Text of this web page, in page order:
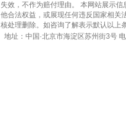
失效，不作为赔付理由。 本网站展示
他合法权益，或展现任何违反国家相
核处理删除。如咨询了解表示默认以上
地址：中国·北京市海淀区苏州街3号